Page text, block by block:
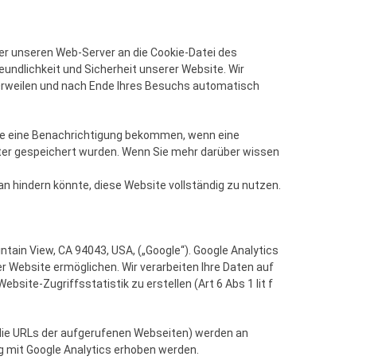
unseren Web-Server an die Cookie-Datei des
und Sicherheit unserer Website. Wir
und nach Ende Ihres Besuchs automatisch
eine Benachrichtigung bekommen, wenn eine
gespeichert wurden. Wenn Sie mehr darüber wissen
hindern könnte, diese Website vollständig zu nutzen.
View, CA 94043, USA, („Google“). Google Analytics
Website ermöglichen. Wir verarbeiten Ihre Daten auf
Zugriffsstatistik zu erstellen (Art 6 Abs 1 lit f
URLs der aufgerufenen Webseiten) werden an
Google Analytics erhoben werden.